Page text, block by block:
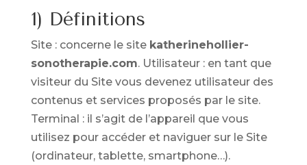
1) Définitions
Site : concerne le site katherinehollier-
sonotherapie.com. Utilisateur : en tant que
visiteur du Site vous devenez utilisateur des
contenus et services proposés par le site.
Terminal : il s’agit de l’appareil que vous
utilisez pour accéder et naviguer sur le Site
(ordinateur, tablette, smartphone…).